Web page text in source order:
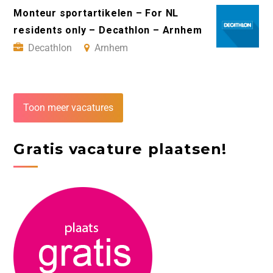
Monteur sportartikelen – For NL
residents only – Decathlon – Arnhem
Decathlon
Arnhem
Toon meer vacatures
Gratis vacature plaatsen!